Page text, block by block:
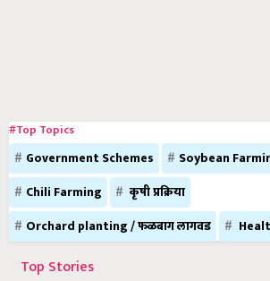
Government Schemes Soybean
Chili Farming
कृषी प्रक्रिया
Orchard planting / फळबाग लागवड
Top Stories